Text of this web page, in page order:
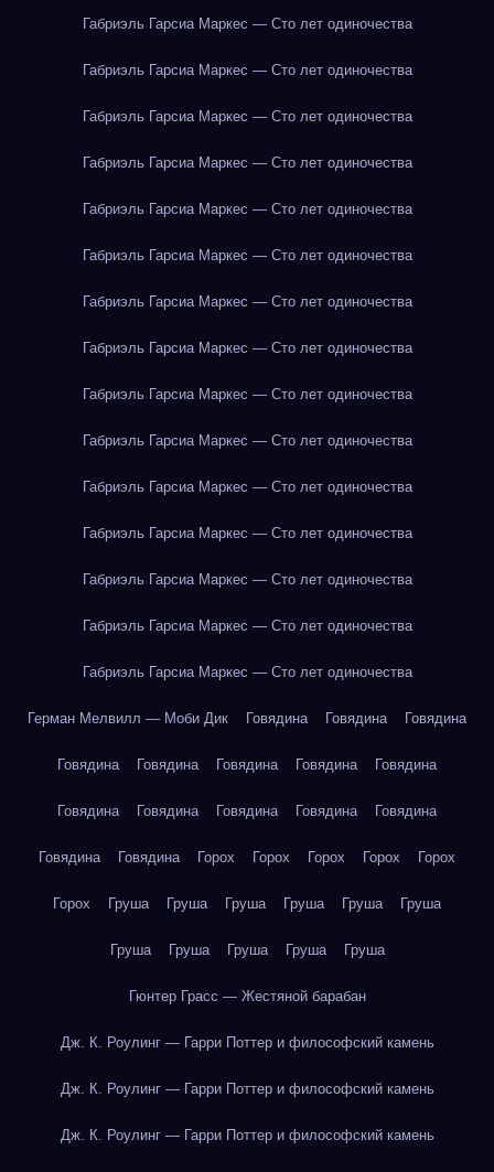
Габриэль Гарсиа Маркес — Сто лет одиночества
Габриэль Гарсиа Маркес — Сто лет одиночества
Габриэль Гарсиа Маркес — Сто лет одиночества
Габриэль Гарсиа Маркес — Сто лет одиночества
Габриэль Гарсиа Маркес — Сто лет одиночества
Габриэль Гарсиа Маркес — Сто лет одиночества
Габриэль Гарсиа Маркес — Сто лет одиночества
Габриэль Гарсиа Маркес — Сто лет одиночества
Габриэль Гарсиа Маркес — Сто лет одиночества
Габриэль Гарсиа Маркес — Сто лет одиночества
Габриэль Гарсиа Маркес — Сто лет одиночества
Габриэль Гарсиа Маркес — Сто лет одиночества
Габриэль Гарсиа Маркес — Сто лет одиночества
Габриэль Гарсиа Маркес — Сто лет одиночества
Габриэль Гарсиа Маркес — Сто лет одиночества
Герман Мелвилл — Моби Дик Говядина Говядина Говядина
Говядина Говядина Говядина Говядина Говядина
Говядина Говядина Говядина Говядина Говядина
Говядина Говядина Горох Горох Горох Горох Горох
Горох Груша Груша Груша Груша Груша Груша
Груша Груша Груша Груша Груша
Гюнтер Грасс — Жестяной барабан
Дж. К. Роулинг — Гарри Поттер и философский камень
Дж. К. Роулинг — Гарри Поттер и философский камень
Дж. К. Роулинг — Гарри Поттер и философский камень